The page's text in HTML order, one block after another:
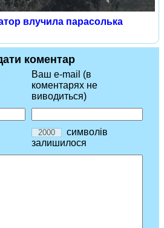
влучила парасолька
коментар
Ваш e-mail (в
коментарях не
виводиться)
символів
залишилося